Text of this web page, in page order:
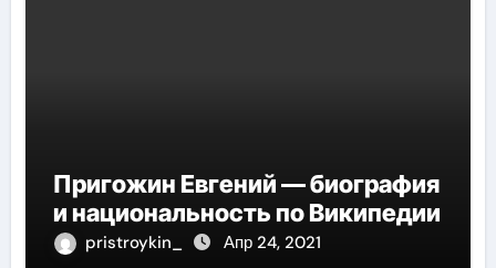
Пригожин Евгений — биография
и национальность по Википедии
pristroykin_ Апр 24, 2021